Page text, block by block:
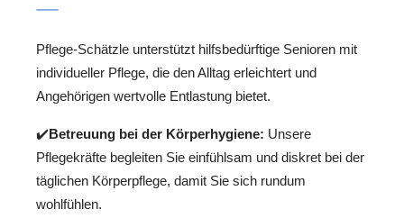
Pflege-Schätzle unterstützt hilfsbedürftige Senioren mit
individueller Pflege, die den Alltag erleichtert und
Angehörigen wertvolle Entlastung bietet.
✔️Betreuung bei der Körperhygiene: Unsere
Pflegekräfte begleiten Sie einfühlsam und diskret bei der
täglichen Körperpflege, damit Sie sich rundum
wohlfühlen.